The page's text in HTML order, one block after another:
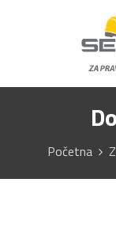
Početna